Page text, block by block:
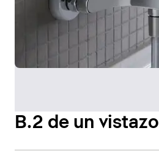
B.2 de un vistazo